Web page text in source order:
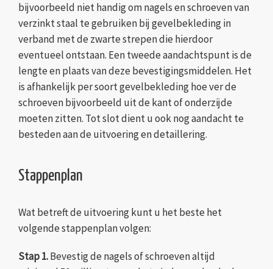
bijvoorbeeld niet handig om nagels en schroeven van
verzinkt staal te gebruiken bij gevelbekleding in
verband met de zwarte strepen die hierdoor
eventueel ontstaan. Een tweede aandachtspunt is de
lengte en plaats van deze bevestigingsmiddelen. Het
is afhankelijk per soort gevelbekleding hoe ver de
schroeven bijvoorbeeld uit de kant of onderzijde
moeten zitten. Tot slot dient u ook nog aandacht te
besteden aan de uitvoering en detaillering.
Stappenplan
Wat betreft de uitvoering kunt u het beste het
volgende stappenplan volgen:
Stap 1.Bevestig de nagels of schroeven altijd